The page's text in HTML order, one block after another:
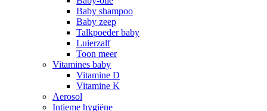
Baby shampoo
Baby zeep
Talkpoeder baby
Luierzalf
Toon meer
Vitamines baby
Vitamine D
Vitamine K
Aerosol
Intieme hygiëne